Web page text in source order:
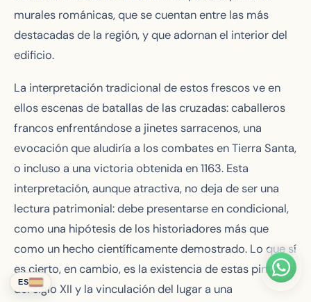
murales románicas, que se cuentan entre las más
destacadas de la región, y que adornan el interior del
edificio.
La interpretación tradicional de estos frescos ve en
ellos escenas de batallas de las cruzadas: caballeros
francos enfrentándose a jinetes sarracenos, una
evocación que aludiría a los combates en Tierra Santa,
o incluso a una victoria obtenida en 1163. Esta
interpretación, aunque atractiva, no deja de ser una
lectura patrimonial: debe presentarse en condicional,
como una hipótesis de los historiadores más que
como un hecho científicamente demostrado. Lo que sí
es cierto, en cambio, es la existencia de estas pinturas
del siglo XII y la vinculación del lugar a una
ES